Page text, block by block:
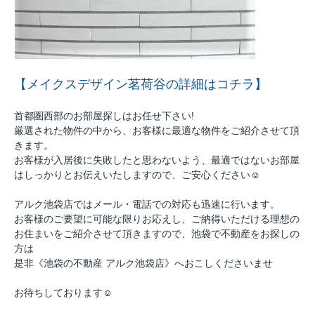
【メイクスデザイン茗荷谷の詳細はコチラ】
首都圏西部のお部屋探しはお任せ下さい!
厳選された物件の中から、お客様に最適な物件をご紹介させて頂
きます。
お客様が入居後に失敗したと思わないよう、最適ではないお部屋
はしっかりとお伝えいたしますので、ご安心ください☺
アルク池袋店ではメール・電話での対応も迅速に行います。
お客様のご要望に可能な限りお応えし、ご納得いただける理想の
お住まいをご紹介させて頂きますので、池袋で不動産をお探しの
方は
是非《池袋の不動産 アルク池袋店》へおこしくださいませ
お待ちしております☺